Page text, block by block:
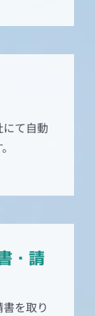
て自動
・請
を取り